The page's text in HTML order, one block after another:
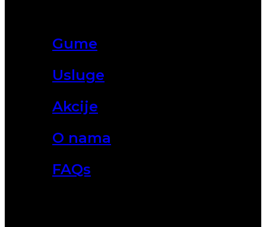
Gume
Usluge
Akcije
O nama
FAQs